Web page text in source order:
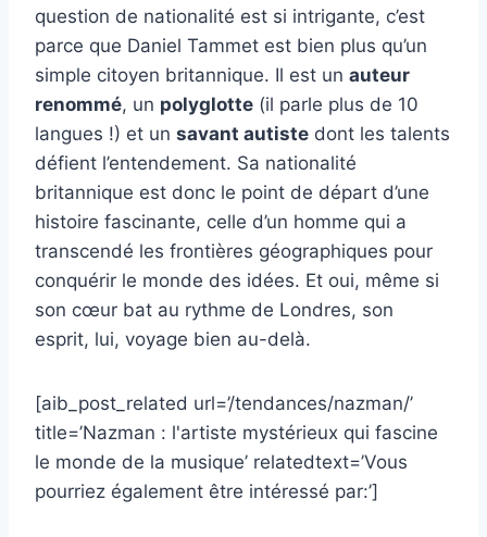
question de nationalité est si intrigante, c’est
parce que Daniel Tammet est bien plus qu’un
simple citoyen britannique. Il est un auteur
renommé, un polyglotte (il parle plus de 10
langues !) et un savant autiste dont les talents
défient l’entendement. Sa nationalité
britannique est donc le point de départ d’une
histoire fascinante, celle d’un homme qui a
transcendé les frontières géographiques pour
conquérir le monde des idées. Et oui, même si
son cœur bat au rythme de Londres, son
esprit, lui, voyage bien au-delà.
[aib_post_related url=’/tendances/nazman/’
title=’Nazman : l'artiste mystérieux qui fascine
le monde de la musique’ relatedtext=’Vous
pourriez également être intéressé par:’]